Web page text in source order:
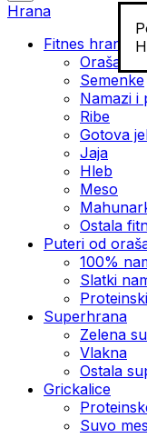
Hrana
Fitnes hrana
Orašasti
Semenke
Namazi i
Ribe
Gotova
Јаја
Hleb
Meso
Ostala
Puteri od
100%
Slatki
Superhrana
Zelena
Vlakna
Ostala
Grickalice
Suvo